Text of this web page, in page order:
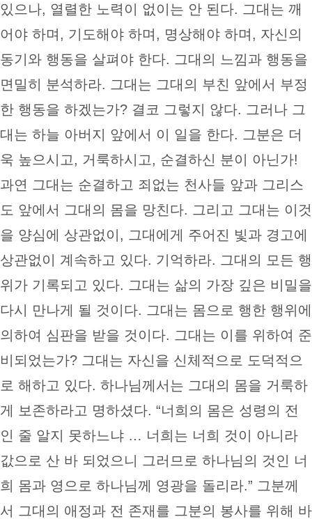
있으나, 열렬한 노력이 없이는 안 된다. 그대는 깨
어야 하며, 기도해야 하며, 명상해야 하며, 자신의
동기와 행동을 살펴야 한다. 그대의 느낌과 행동을
면밀히 분석하라. 그대는 그대의 부친 앞에서 부정
한 행동을 하겠는가? 결코 그렇지 않다. 그러나 그
대는 하늘 아버지 앞에서 이 일을 한다. 그분은 더
욱 높으시고, 거룩하시고, 순결하신 분이 아닌가!
과연 그대는 순결하고 죄없는 천사들 앞과 그리스
도 앞에서 그대의 몸을 망친다. 그리고 그대는 이것
을 양심에 상관없이, 그대에게 주어진 빛과 경고에
상관없이 계속하고 있다. 기억하라. 그대의 모든 행
위가 기록되고 있다. 그대는 삶의 가장 깊은 비밀을
다시 만나게 될 것이다. 그대는 몸으로 행한 행위에
의하여 심판을 받을 것이다. 그대는 이를 위하여 준
비되었는가? 그대는 자신을 신체적으로 도덕적으
로 해하고 있다. 하나님께서는 그대의 몸을 거룩하
게 보존하라고 명하셨다. “너희의 몸은 성령의 전
인 줄 알지 못하느냐 … 너희는 너희 것이 아니라
값으로 산 바 되었으니 그러므로 하나님의 것인 너
희 몸과 영으로 하나님께 영광을 돌리라.” 그분께
서 그대의 애정과 전 존재를 그분의 봉사를 위해 바